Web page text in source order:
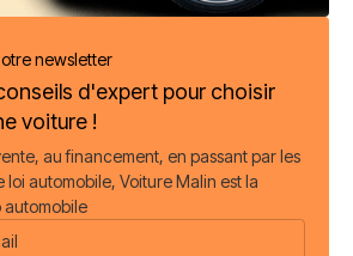
newsletter
d'expert pour choisir
voiture !
au financement, en passant par les
automobile, Voiture Malin est la